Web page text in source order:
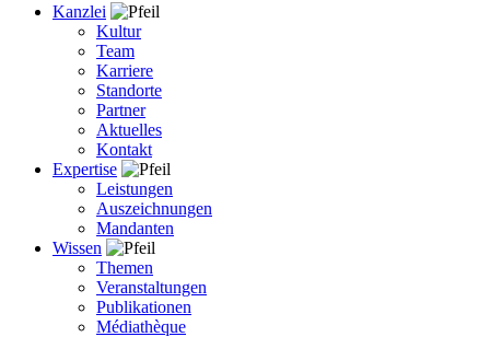
Kanzlei
Kultur
Team
Karriere
Standorte
Partner
Aktuelles
Kontakt
Expertise
Leistungen
Auszeichnungen
Mandanten
Wissen
Themen
Veranstaltungen
Publikationen
Médiathèque